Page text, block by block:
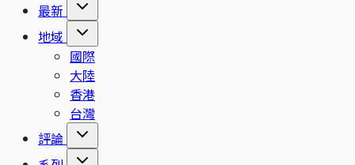
最新
地域
國際
大陸
香港
台灣
評論